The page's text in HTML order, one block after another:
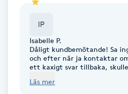
Power Yoga
PRP (Platelet Rich Plasma)
IP
Isabelle P.
Dåligt kundbemötande! Sa
och efter när ja kontaktar
ett kaxigt svar tillbaka,
dagar
Läs mer